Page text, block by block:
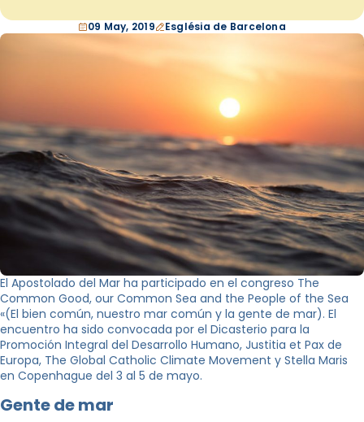
09 May, 2019 Església de Barcelona
El Apostolado del Mar ha participado en el congreso The
Common Good, our Common Sea and the People of the Sea
«(El bien común, nuestro mar común y la gente de mar). El
encuentro ha sido convocada por el Dicasterio para la
Promoción Integral del Desarrollo Humano, Justitia et Pax de
Europa, The Global Catholic Climate Movement y Stella Maris
en Copenhague del 3 al 5 de mayo.
Gente de mar